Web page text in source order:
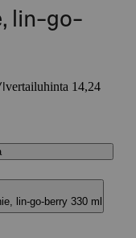
lin-go-
vertailuhinta 14,24
lin-go-berry 330 ml